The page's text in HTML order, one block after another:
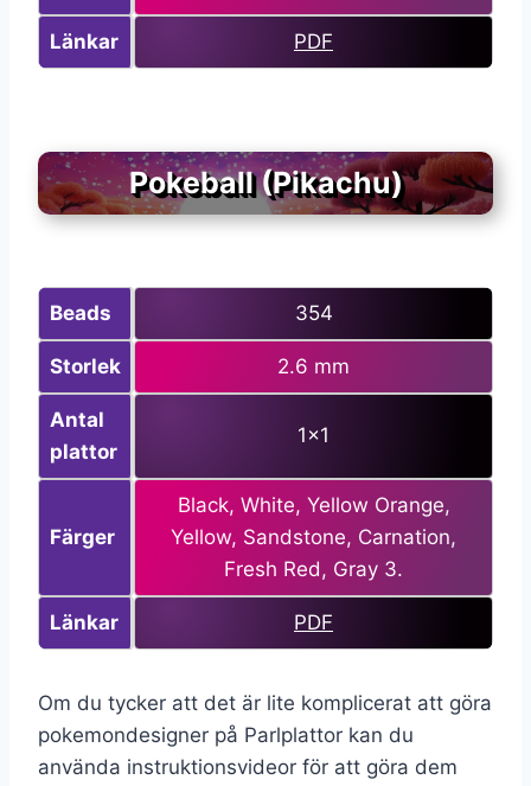
Länkar PDF
Pokeball (Pikachu)
Beads 354
Storlek 2.6 mm
Antal
plattor
1×1
Färger
Black, White, Yellow Orange,
Yellow, Sandstone, Carnation,
Fresh Red, Gray 3.
Länkar PDF
Om du tycker att det är lite komplicerat att göra
pokemondesigner på Parlplattor kan du
använda instruktionsvideor för att göra dem